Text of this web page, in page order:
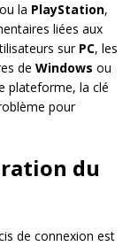
ou la PlayStation,
liées aux
sur PC, les
de Windows ou
plateforme, la clé
pour
du
de connexion est